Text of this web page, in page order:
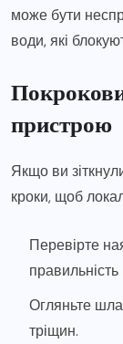
може бути
води, які
пристрою
Якщо ви
кроки, щоб
Перевірте
правильність
Огляньте
тріщин.